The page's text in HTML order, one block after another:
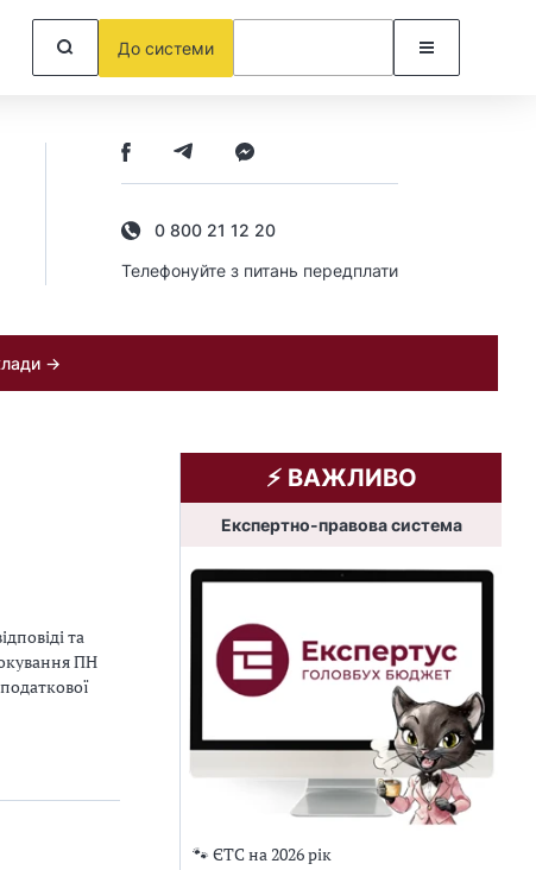
До системи
0 800 21 12 20
Телефонуйте з питань передплати
→
та
ПН
⚡️ ВАЖЛИВО
Експертно-правова система
🐾 ЄТС на 2026 рік